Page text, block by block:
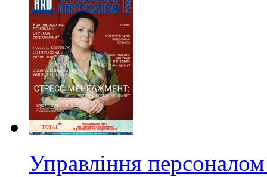
Управління